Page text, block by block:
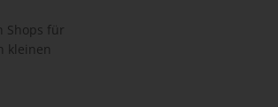
Shops für
kleinen